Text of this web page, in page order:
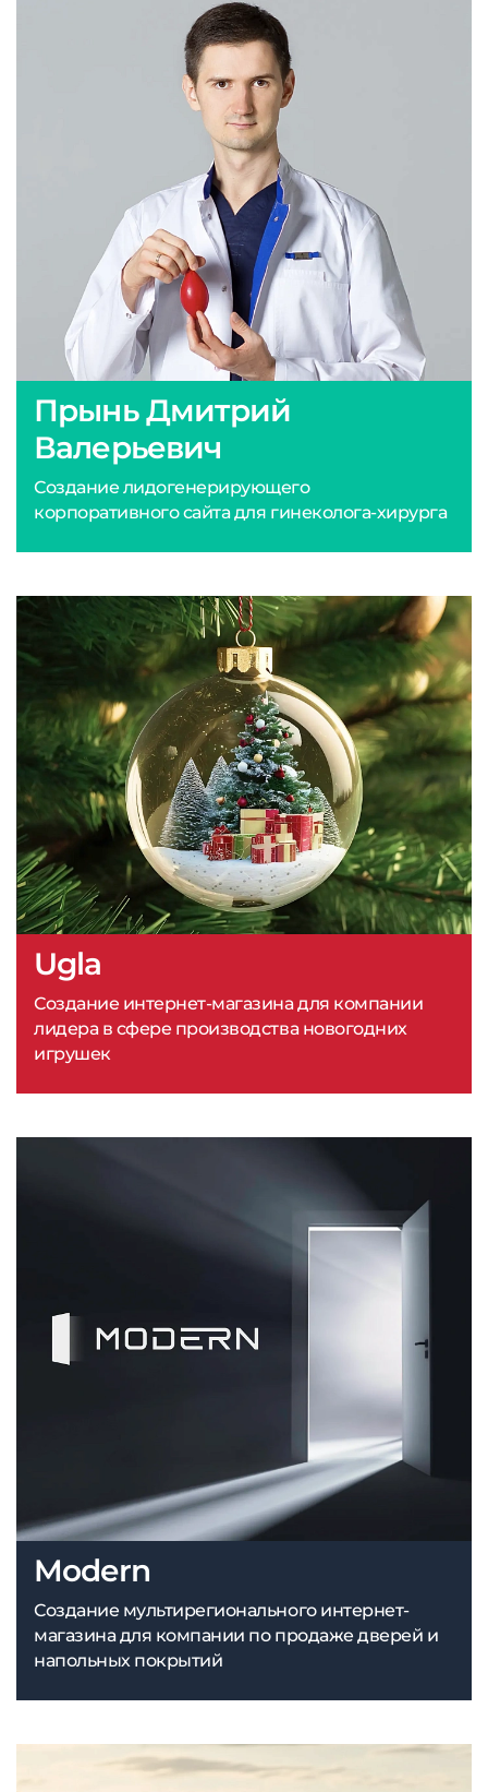
Ugla
Создание интернет-магазина для компании
лидера в сфере производства новогодних
игрушек
Прынь Дмитрий
Валерьевич
Создание лидогенерирующего
корпоративного сайта для гинеколога-хирурга
Modern
Создание мультирегионального интернет-
магазина для компании по продаже дверей и
напольных покрытий